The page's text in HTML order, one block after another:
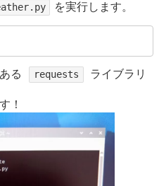
を実行します。
る requests
ライブラリ
！